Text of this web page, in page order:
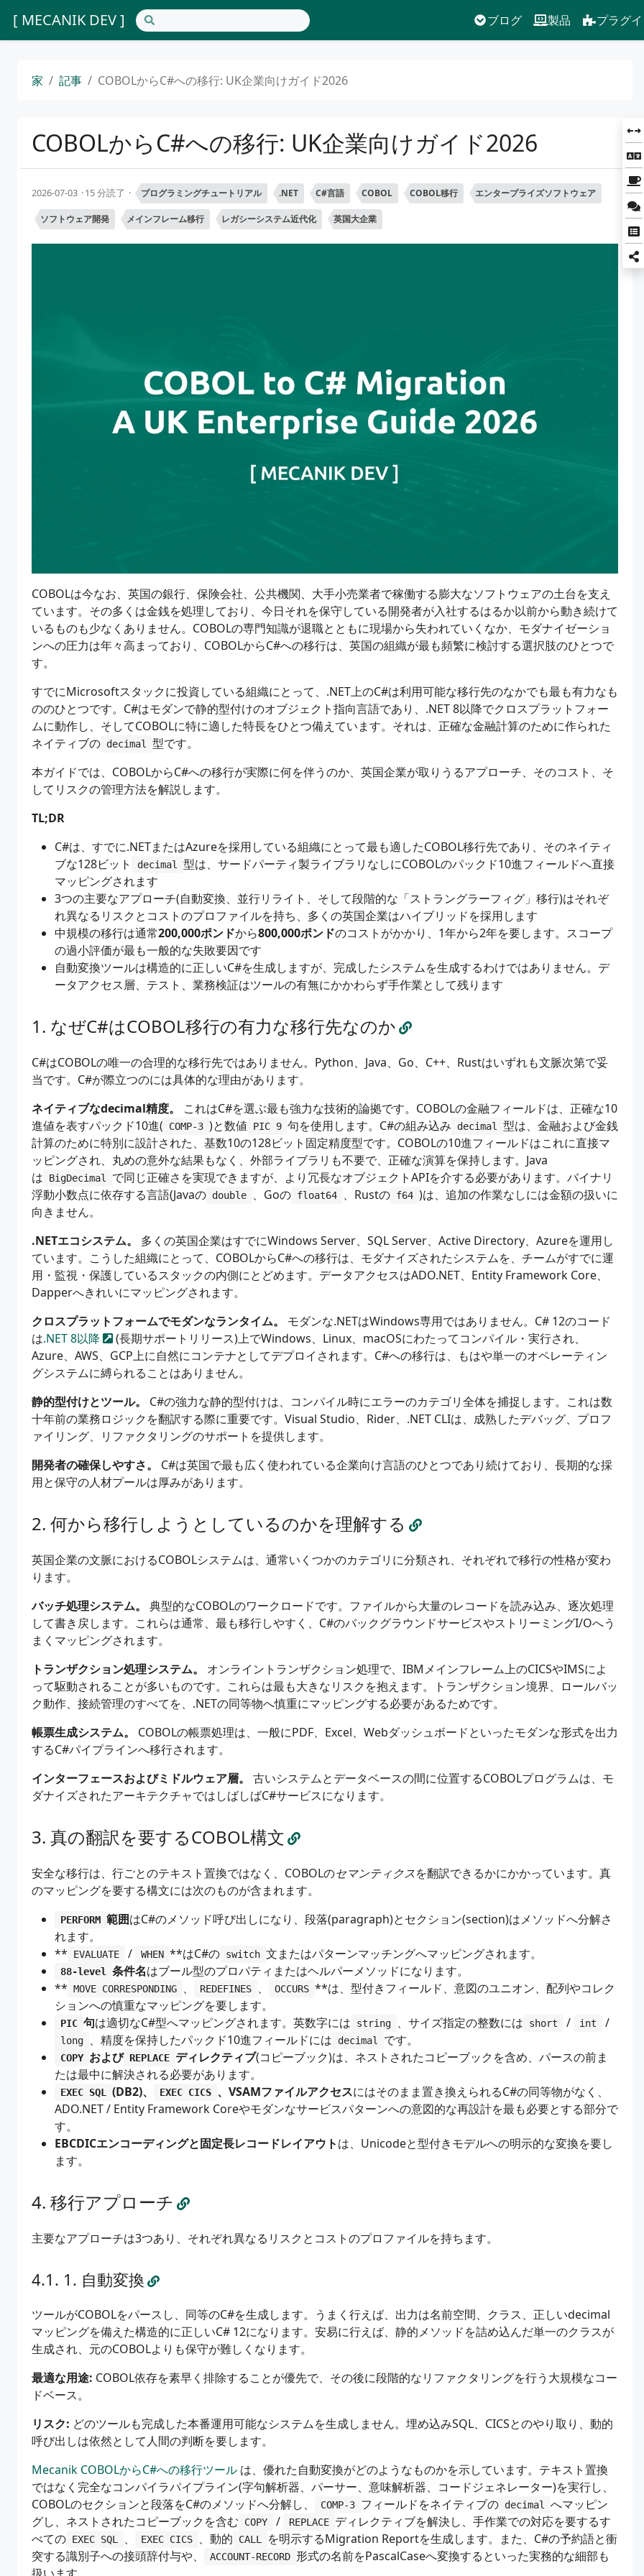
[ MECANIK DEV ] ブログ 製品 プラグ
家 記事 COBOLからC#への移行: UK企業向けガイド2026
COBOLからC#への移行: UK企業向けガイド2026
2026-07-03 15 分読了 プログラミングチュートリアル .NET C#言語 COBOL COBOL移行 エンタープライズソフトウェア
ソフトウェア開発 メインフレーム移行 レガシーシステム近代化 英国大企業
COBOLは今なお、英国の銀行、保険会社、公共機関、大手小売業者で稼働する膨大なソフトウェアの土台を支え
ています。その多くは金銭を処理しており、今日それを保守している開発者が入社するはるか以前から動き続けて
いるものも少なくありません。COBOLの専門知識が退職とともに現場から失われていくなか、モダナイゼーショ
ンへの圧力は年々高まっており、COBOLからC#への移行は、英国の組織が最も頻繁に検討する選択肢のひとつで
す。
すでにMicrosoftスタックに投資している組織にとって、.NET上のC#は利用可能な移行先のなかでも最も有力なも
ののひとつです。C#はモダンで静的型付けのオブジェクト指向言語であり、.NET 8以降でクロスプラットフォー
ムに動作し、そしてCOBOLに特に適した特長をひとつ備えています。それは、正確な金融計算のために作られた
ネイティブの decimal
型です。
本ガイドでは、COBOLからC#への移行が実際に何を伴うのか、英国企業が取りうるアプローチ、そのコスト、そ
してリスクの管理方法を解説します。
TL;DR
C#は、すでに.NETまたはAzureを採用している組織にとって最も適したCOBOL移行先であり、そのネイティ
ブな128ビット
decimal
型は、サードパーティ製ライブラリなしにCOBOLのパックド10進フィールドへ直接
マッピングされます
3つの主要なアプローチ(自動変換、並行リライト、そして段階的な「ストラングラーフィグ」移行)はそれぞ
れ異なるリスクとコストのプロファイルを持ち、多くの英国企業はハイブリッドを採用します
中規模の移行は通常200,000ポンドから800,000ポンドのコストがかかり、1年から2年を要します。スコープ
の過小評価が最も一般的な失敗要因です
自動変換ツールは構造的に正しいC#を生成しますが、完成したシステムを生成するわけではありません。デ
ータアクセス層、テスト、業務検証はツールの有無にかかわらず手作業として残ります
なぜC#はCOBOL移行の有力な移行先なのか
C#はCOBOLの唯一の合理的な移行先ではありません。Python、Java、Go、C++、Rustはいずれも文脈次第で妥
当です。C#が際立つのには具体的な理由があります。
ネイティブなdecimal精度。
これはC#を選ぶ最も強力な技術的論拠です。COBOLの金融フィールドは、正確な10
進値を表すパックド10進(
COMP-3 )と数値 PIC 9 句を使用します。C#の組み込み decimal
型は、金融および金銭
計算のために特別に設計された、基数10の128ビット固定精度型です。COBOLの10進フィールドはこれに直接マ
ッピングされ、丸めの意外な結果もなく、外部ライブラリも不要で、正確な演算を保持します。Java
は
BigDecimal
で同じ正確さを実現できますが、より冗長なオブジェクトAPIを介する必要があります。バイナリ
浮動小数点に依存する言語(Javaの double 、Goの float64 、Rustの f64 )は、追加の作業なしには金額の扱いに
向きません。
.NETエコシステム。
多くの英国企業はすでにWindows Server、SQL Server、Active Directory、Azureを運用し
ています。こうした組織にとって、COBOLからC#への移行は、モダナイズされたシステムを、チームがすでに運
用・監視・保護しているスタックの内側にとどめます。データアクセスはADO.NET、Entity Framework Core、
Dapperへきれいにマッピングされます。
クロスプラットフォームでモダンなランタイム。
モダンな.NETはWindows専用ではありません。C# 12のコード
は.NET 8以降
(長期サポートリリース)上でWindows、Linux、macOSにわたってコンパイル・実行され、
Azure、AWS、GCP上に自然にコンテナとしてデプロイされます。C#への移行は、もはや単一のオペレーティン
グシステムに縛られることはありません。
静的型付けとツール。
C#の強力な静的型付けは、コンパイル時にエラーのカテゴリ全体を捕捉します。これは数
十年前の業務ロジックを翻訳する際に重要です。Visual Studio、Rider、.NET CLIは、成熟したデバッグ、プロフ
ァイリング、リファクタリングのサポートを提供します。
開発者の確保しやすさ。
C#は英国で最も広く使われている企業向け言語のひとつであり続けており、長期的な採
用と保守の人材プールは厚みがあります。
何から移行しようとしているのかを理解する
英国企業の文脈におけるCOBOLシステムは、通常いくつかのカテゴリに分類され、それぞれで移行の性格が変わ
ります。
バッチ処理システム。
典型的なCOBOLのワークロードです。ファイルから大量のレコードを読み込み、逐次処理
して書き戻します。これらは通常、最も移行しやすく、C#のバックグラウンドサービスやストリーミングI/Oへう
まくマッピングされます。
トランザクション処理システム。
オンライントランザクション処理で、IBMメインフレーム上のCICSやIMSによ
って駆動されることが多いものです。これらは最も大きなリスクを抱えます。トランザクション境界、ロールバッ
ク動作、接続管理のすべてを、.NETの同等物へ慎重にマッピングする必要があるためです。
帳票生成システム。
COBOLの帳票処理は、一般にPDF、Excel、Webダッシュボードといったモダンな形式を出力
するC#パイプラインへ移行されます。
インターフェースおよびミドルウェア層。
古いシステムとデータベースの間に位置するCOBOLプログラムは、モ
ダナイズされたアーキテクチャではしばしばC#サービスになります。
真の翻訳を要するCOBOL構文
安全な移行は、行ごとのテキスト置換ではなく、COBOLのセマンティクスを翻訳できるかにかかっています。真
のマッピングを要する構文には次のものが含まれます。
PERFORM 範囲はC#のメソッド呼び出しになり、段落(paragraph)とセクション(section)はメソッドへ分解さ
れます。
**
EVALUATE / WHEN **はC#の switch 文またはパターンマッチングへマッピングされます。
88-level 条件名はブール型のプロパティまたはヘルパーメソッドになります。
** MOVE CORRESPONDING 、 REDEFINES 、 OCCURS **は、型付きフィールド、意図のユニオン、配列やコレク
ションへの慎重なマッピングを要します。
PIC 句は適切なC#型へマッピングされます。英数字には string 、サイズ指定の整数には short / int /
long 、精度を保持したパックド10進フィールドには decimal です。
COPY および REPLACE ディレクティブ(コピーブック)は、ネストされたコピーブックを含め、パースの前ま
たは最中に解決される必要があります。
EXEC SQL (DB2)、 EXEC CICS 、VSAMファイルアクセスにはそのまま置き換えられるC#の同等物がなく、
ADO.NET / Entity Framework Coreやモダンなサービスパターンへの意図的な再設計を最も必要とする部分で
す。
EBCDICエンコーディングと固定長レコードレイアウトは、Unicodeと型付きモデルへの明示的な変換を要し
ます。
移行アプローチ
主要なアプローチは3つあり、それぞれ異なるリスクとコストのプロファイルを持ちます。
1. 自動変換
ツールがCOBOLをパースし、同等のC#を生成します。うまく行えば、出力は名前空間、クラス、正しいdecimal
マッピングを備えた構造的に正しいC# 12になります。安易に行えば、静的メソッドを詰め込んだ単一のクラスが
生成され、元のCOBOLよりも保守が難しくなります。
最適な用途: COBOL依存を素早く排除することが優先で、その後に段階的なリファクタリングを行う大規模なコー
ドベース。
リスク: どのツールも完成した本番運用可能なシステムを生成しません。埋め込みSQL、CICSとのやり取り、動的
呼び出しは依然として人間の判断を要します。
Mecanik COBOLからC#への移行ツール は、優れた自動変換がどのようなものかを示しています。テキスト置換
ではなく完全なコンパイラパイプライン(字句解析器、パーサー、意味解析器、コードジェネレーター)を実行し、
COBOLのセクションと段落をC#のメソッドへ分解し、
COMP-3 フィールドをネイティブの decimal
へマッピン
グし、ネストされたコピーブックを含む
COPY / REPLACE ディレクティブを解決し、手作業での対応を要するす
べての EXEC SQL 、 EXEC CICS 、動的 CALL
を明示するMigration Reportを生成します。また、C#の予約語と衝
突する識別子への接頭辞付与や、
ACCOUNT-RECORD 形式の名前をPascalCaseへ変換するといった実務的な細部も